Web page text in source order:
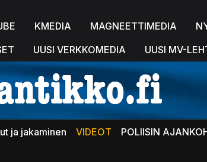
KMEDIA MAGNEETTIMEDIA
UUSI VERKKOMEDIA UUSI MV-
ja jakaminen VIDEOT POLIISIN